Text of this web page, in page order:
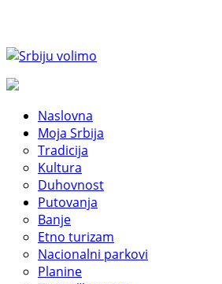
Naslovna
Moja Srbija
Tradicija
Kultura
Duhovnost
Putovanja
Banje
Etno turizam
Nacionalni parkovi
Planine